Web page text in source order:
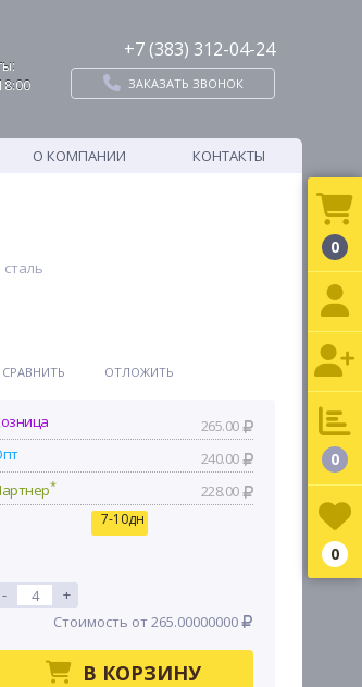
+7 (383) 312-04-24
ЗАКАЗАТЬ ЗВОНОК
О КОМПАНИИ КОНТАКТЫ
СРАВНИТЬ ОТЛОЖИТЬ
265.00
240.00
* 228.00
7-10дн
-
+
Стоимость от 265.00000000
В КОРЗИНУ
0
0
0